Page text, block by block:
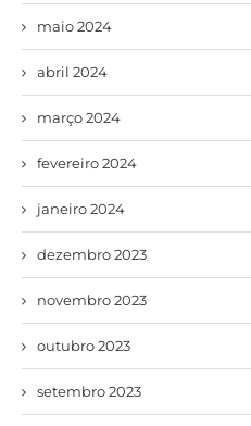
maio 2024
abril 2024
março 2024
fevereiro 2024
janeiro 2024
dezembro 2023
novembro 2023
outubro 2023
setembro 2023